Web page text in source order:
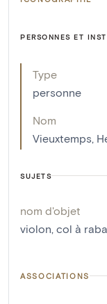
PERSONNES ET
Type
personne
Nom
Vieuxtemps,
SUJETS
nom d'objet
violon, col à
ASSOCIATIONS